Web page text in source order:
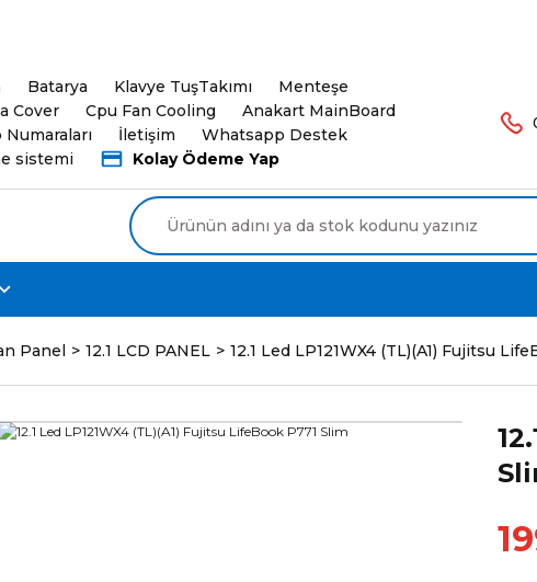
Batarya Klavye TuşTakımı
Menteşe
Cover Cpu Fan Cooling
Anakart MainBoard
Numaraları İletişim
Whatsapp Destek
sistemi Kolay Ödeme Yap
Panel 12.1 LCD PANEL 12.1 Led LP121WX4 (TL)(A1) Fujitsu